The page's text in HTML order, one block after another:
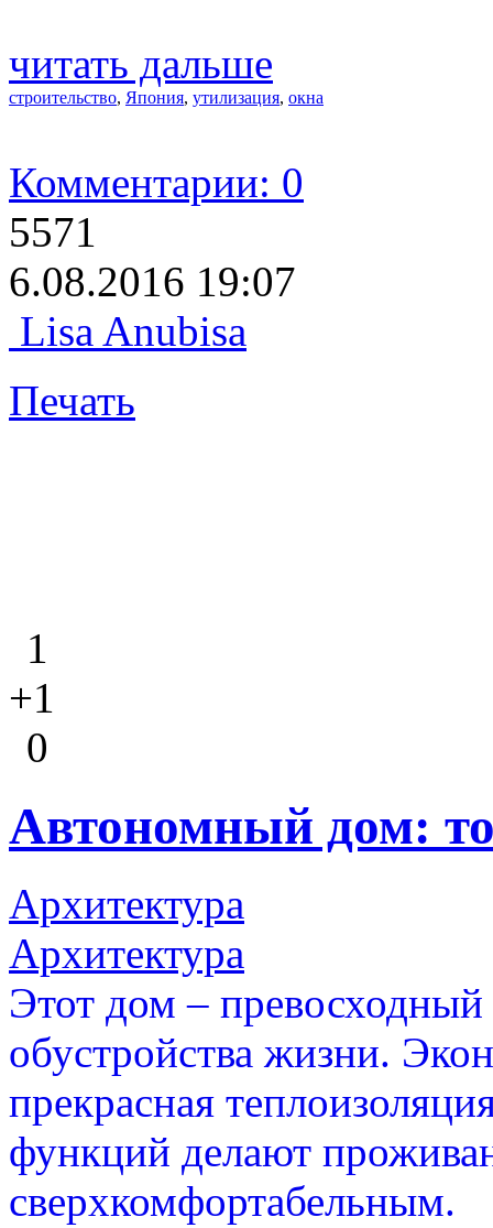
читать дальше
строительство, Япония, утилизация, окна
Комментарии: 0
5571
6.08.2016 19:07
Lisa Anubisa
Печать
1
+1
0
Автономный дом:
Архитектура
Архитектура
Этот дом – превосходный
обустройства жизни.
прекрасная
функций делают
сверхкомфортабельным.